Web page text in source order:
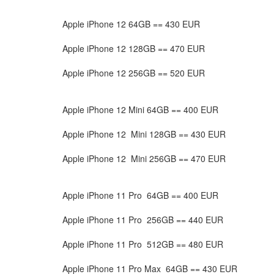
Apple iPhone 12 64GB == 430 EUR
Apple iPhone 12 128GB == 470 EUR
Apple iPhone 12 256GB == 520 EUR
Apple iPhone 12 Mini 64GB == 400 EUR
Apple iPhone 12 Mini 128GB == 430 EUR
Apple iPhone 12 Mini 256GB == 470 EUR
Apple iPhone 11 Pro 64GB == 400 EUR
Apple iPhone 11 Pro 256GB == 440 EUR
Apple iPhone 11 Pro 512GB == 480 EUR
Apple iPhone 11 Pro Max 64GB == 430 EUR